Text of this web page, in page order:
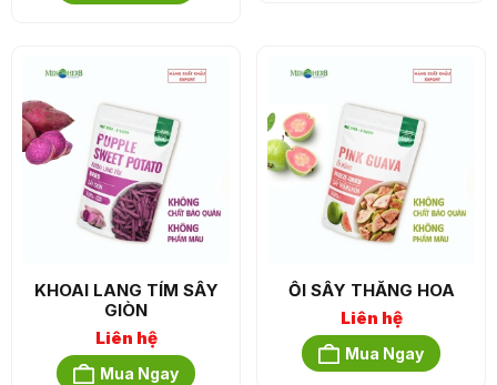
KHOAI LANG TÍM SẤY
GIÒN
Liên hệ
Mua Ngay
ỔI SẤY THĂNG HOA
Liên hệ
Mua Ngay